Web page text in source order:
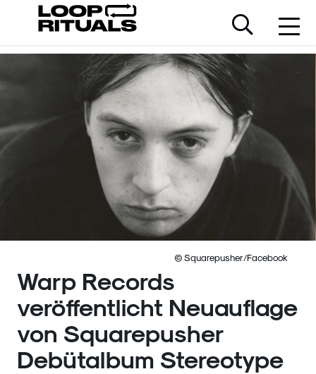
© Squarepusher/Facebook
Warp Records
veröffentlicht Neuauflage
von Squarepusher
Debütalbum Stereotype